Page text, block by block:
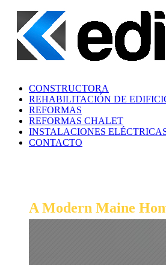
CONSTRUCTORA
REHABILITACIÓN DE
REFORMAS
REFORMAS CHALET
INSTALACIONES
CONTACTO
A Modern Maine